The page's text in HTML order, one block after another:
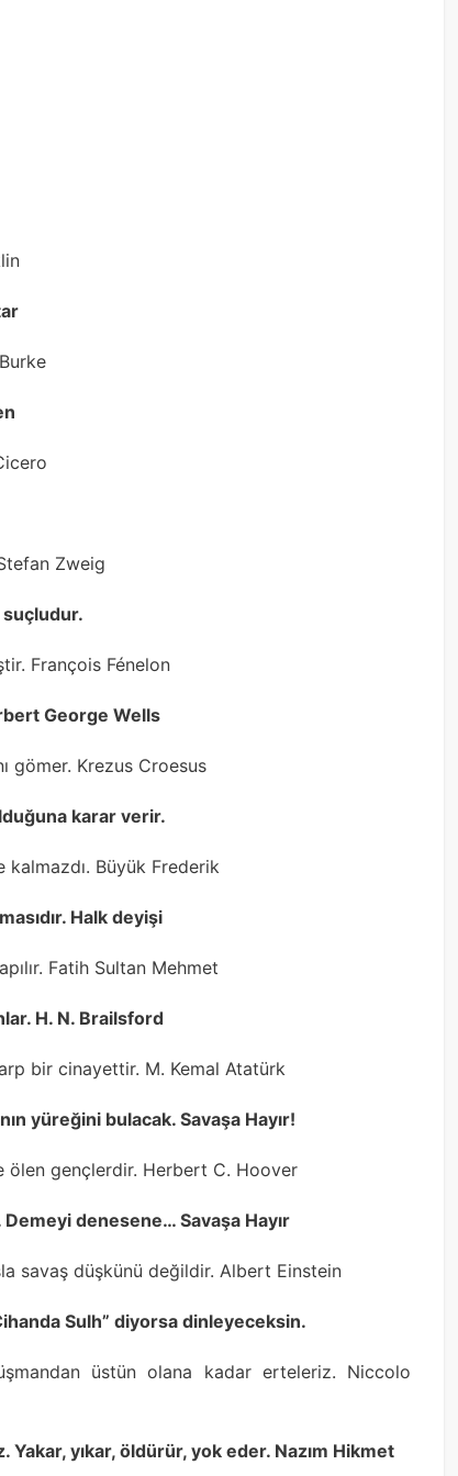
Zweig
suçludur.
François Fénelon
George Wells
gömer. Krezus Croesus
karar verir.
kalmazdı. Büyük Frederik
Halk deyişi
Fatih Sultan Mehmet
H. N. Brailsford
bir cinayettir. M. Kemal Atatürk
yüreğini bulacak. Savaşa Hayır!
ölen gençlerdir. Herbert C. Hoover
denesene… Savaşa Hayır
savaş düşkünü değildir. Albert Einstein
Sulh” diyorsa dinleyeceksin.
üstün olana kadar erteleriz. Niccolo
yıkar, öldürür, yok eder. Nazım Hikmet